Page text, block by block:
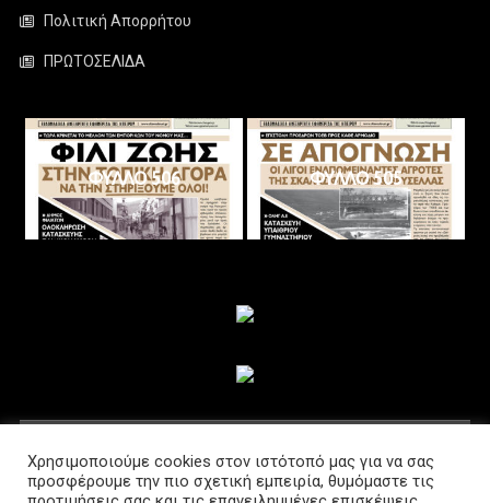
Πολιτική Απορρήτου
ΠΡΩΤΟΣΕΛΙΔΑ
ΦΥΛΛΟ 506 ΦΥΛΛΟ 505
Χρησιμοποιούμε cookies στον ιστότοπό μας για να σας
προσφέρουμε την πιο σχετική εμπειρία, θυμόμαστε τις